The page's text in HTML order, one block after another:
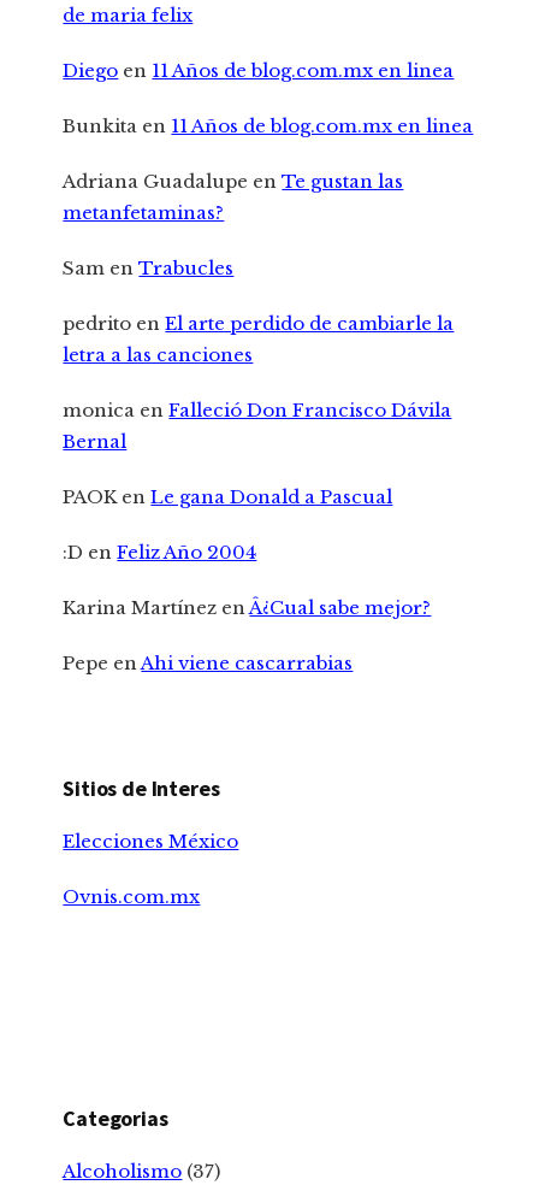
de maria felix
Diego en 11 Años de blog.com.mx en linea
Bunkita en 11 Años de blog.com.mx en linea
Adriana Guadalupe enTe gustan las
metanfetaminas?
Sam enTrabucles
pedrito enEl arte perdido de cambiarle la
letra a las canciones
monica enFalleció Don Francisco Dávila
Bernal
PAOKenLe gana Donald a Pascual
:D enFeliz Año 2004
Karina Martínez enÂ¿Cual sabe mejor?
Pepe enAhi viene cascarrabias
Sitios de Interes
Elecciones México
Ovnis.com.mx
Categorias
Alcoholismo (37)